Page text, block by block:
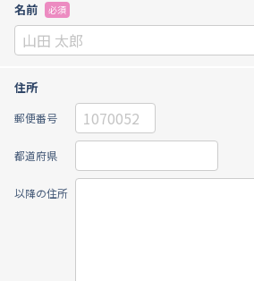
名前 必須
住所
郵便番号
都道府県
以降の住所